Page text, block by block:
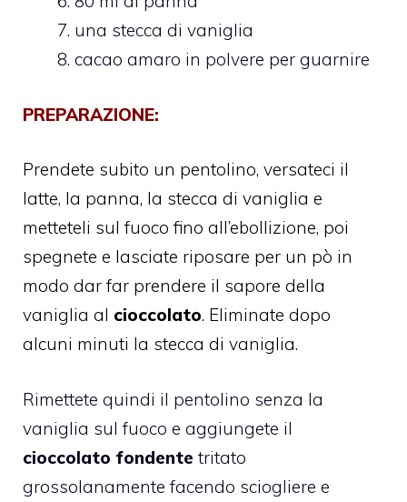
una stecca di vaniglia
cacao amaro in polvere per guarnire
PREPARAZIONE:
Prendete subito un pentolino, versateci il
latte, la panna, la stecca di vaniglia e
metteteli sul fuoco fino all’ebollizione, poi
spegnete e lasciate riposare per un pò in
modo dar far prendere il sapore della
vaniglia al cioccolato. Eliminate dopo
alcuni minuti la stecca di vaniglia.
Rimettete quindi il pentolino senza la
vaniglia sul fuoco e aggiungete il
cioccolato fondente tritato
grossolanamente facendo sciogliere e